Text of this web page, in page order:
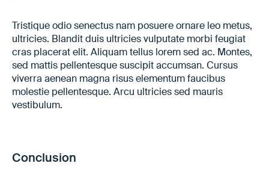
Tristique odio senectus nam posuere ornare leo metus,
ultricies. Blandit duis ultricies vulputate morbi feugiat
cras placerat elit. Aliquam tellus lorem sed ac. Montes,
sed mattis pellentesque suscipit accumsan. Cursus
viverra aenean magna risus elementum faucibus
molestie pellentesque. Arcu ultricies sed mauris
vestibulum.
Conclusion